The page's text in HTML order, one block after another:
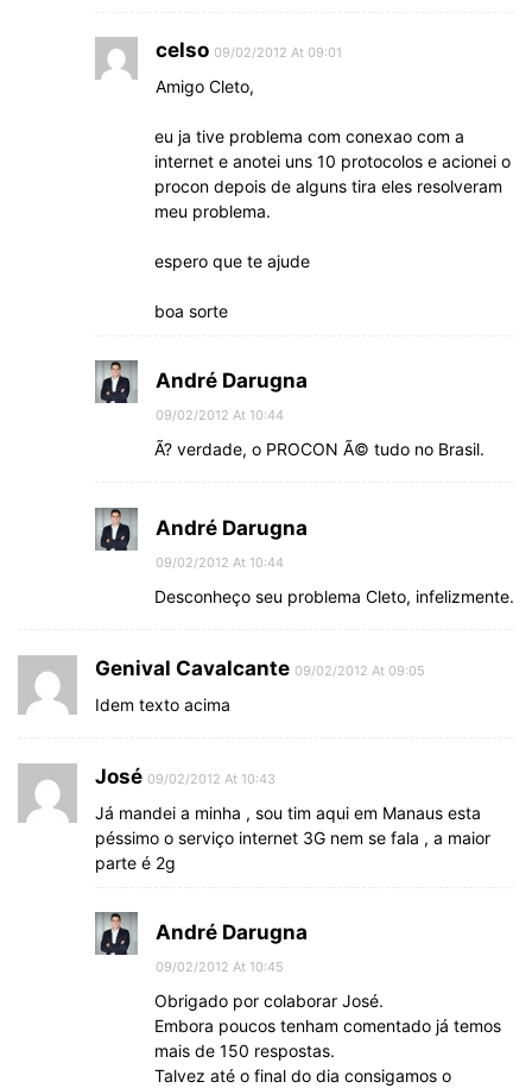
celso 09/02/2012 At 09:01
Amigo Cleto,
eu ja tive problema com conexao com a
internet e anotei uns 10 protocolos e acionei o
procon depois de alguns tira eles resolveram
meu problema.
espero que te ajude
boa sorte
André Darugna
09/02/2012 At 10:44
Ã? verdade, o PROCON Ã© tudo no Brasil.
André Darugna
09/02/2012 At 10:44
Desconheço seu problema Cleto, infelizmente.
Genival Cavalcante 09/02/2012 At 09:05
Idem texto acima
José 09/02/2012 At 10:43
Já mandei a minha , sou tim aqui em Manaus esta
péssimo o serviço internet 3G nem se fala , a maior
parte é 2g
André Darugna
09/02/2012 At 10:45
Obrigado por colaborar José.
Embora poucos tenham comentado já temos
mais de 150 respostas.
Talvez até o final do dia consigamos o